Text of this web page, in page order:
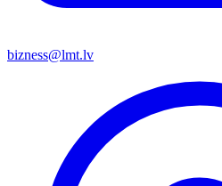
bizness@lmt.lv